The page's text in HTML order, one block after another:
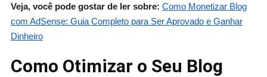
Veja, você pode gostar de ler sobre: Como Monetizar Blog
com AdSense: Guia Completo para Ser Aprovado e Ganhar
Dinheiro
Como Otimizar o Seu Blog